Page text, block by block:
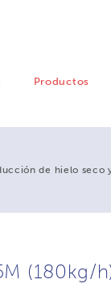
Productos
de hielo seco
(180kg/